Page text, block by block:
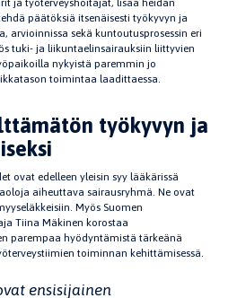
ja työterveyshoitajat, lisää heidän
päätöksiä itsenäisesti työkyvyn ja
arvioinnissa sekä kuntoutusprosessin eri
tuki- ja liikuntaelinsairauksiin liittyvien
nykyistä paremmin jo
toimintaa laadittaessa.
työkyvyn ja
ovat edelleen yleisin syy lääkärissä
aiheuttava sairausryhmä. Ne ovat
Myös Suomen
Tiina Mäkinen korostaa
parempaa hyödyntämistä tärkeänä
toiminnan kehittämisessä.
ensisijainen